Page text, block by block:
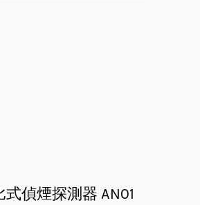
式偵煙探測器 AN01